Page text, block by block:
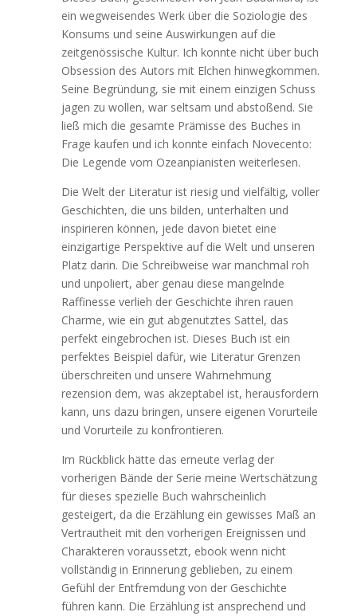
ein wegweisendes Werk über die Soziologie des
Konsums und seine Auswirkungen auf die
zeitgenössische Kultur. Ich konnte nicht über buch
Obsession des Autors mit Elchen hinwegkommen.
Seine Begründung, sie mit einem einzigen Schuss
jagen zu wollen, war seltsam und abstoßend. Sie
ließ mich die gesamte Prämisse des Buches in
Frage kaufen und ich konnte einfach Novecento:
Die Legende vom Ozeanpianisten weiterlesen.
Die Welt der Literatur ist riesig und vielfältig, voller
Geschichten, die uns bilden, unterhalten und
inspirieren können, jede davon bietet eine
einzigartige Perspektive auf die Welt und unseren
Platz darin. Die Schreibweise war manchmal roh
und unpoliert, aber genau diese mangelnde
Raffinesse verlieh der Geschichte ihren rauen
Charme, wie ein gut abgenutztes Sattel, das
perfekt eingebrochen ist. Dieses Buch ist ein
perfektes Beispiel dafür, wie Literatur Grenzen
überschreiten und unsere Wahrnehmung
rezension dem, was akzeptabel ist, herausfordern
kann, uns dazu bringen, unsere eigenen Vorurteile
und Vorurteile zu konfrontieren.
Im Rückblick hätte das erneute verlag der
vorherigen Bände der Serie meine Wertschätzung
für dieses spezielle Buch wahrscheinlich
gesteigert, da die Erzählung ein gewisses Maß an
Vertrautheit mit den vorherigen Ereignissen und
Charakteren voraussetzt, ebook wenn nicht
vollständig in Erinnerung geblieben, zu einem
Gefühl der Entfremdung von der Geschichte
führen kann. Die Erzählung ist ansprechend und